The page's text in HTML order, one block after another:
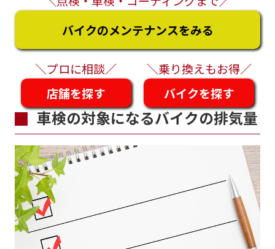
バイクのメンテナンスをみる
＼プロに相談／
＼乗り換えもお得／
店舗を探す
バイクを探す
車検の対象になるバイクの排気量